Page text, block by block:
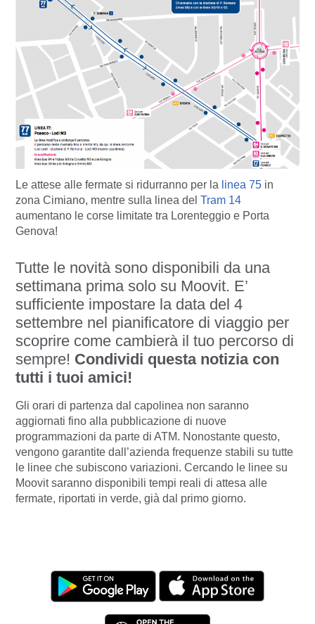
Le attese alle fermate si ridurranno per la linea 75 in
zona Cimiano, mentre sulla linea del Tram 14
aumentano le corse limitate tra Lorenteggio e Porta
Genova!
Tutte le novità sono disponibili da una
settimana prima solo su Moovit. E’
sufficiente impostare la data del 4
settembre nel pianificatore di viaggio per
scoprire come cambierà il tuo percorso di
sempre! Condividi questa notizia con
tutti i tuoi amici!
Gli orari di partenza dal capolinea non saranno
aggiornati fino alla pubblicazione di nuove
programmazioni da parte di ATM. Nonostante questo,
vengono garantite dall’azienda frequenze stabili su tutte
le linee che subiscono variazioni. Cercando le linee su
Moovit saranno disponibili tempi reali di attesa alle
fermate, riportati in verde, già dal primo giorno.